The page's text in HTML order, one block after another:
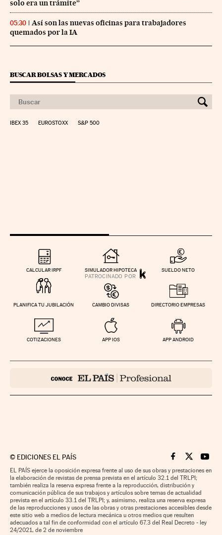
solo era un trámite”
05:30
Así son las nuevas oficinas para trabajadores
quemados por la IA
BUSCAR BOLSAS Y MERCADOS
IBEX 35 EUROSTOXX S&P 500
CALCULAR IRPF SIMULADOR HIPOTECA SUELDO NETO
PLANIFICA TU JUBILACIÓN CAMBIO DIVISAS DIRECTORIO EMPRESAS
COTIZACIONES APP IOS APP ANDROID
© EDICIONES EL PAÍS Cinco Días en
Cinco Días
Cinco
EL PAÍS ejerce la oposición expresa frente al uso de sus obras y prestaciones en
la elaboración de revistas de prensa prevista en el artículo 32.1 del TRLPI;
también realiza la reserva expresa frente a la reproducción, distribución y
comunicación pública de sus trabajos y artículos sobre temas de actualidad
prevista en el artículo 33.1 del TRLPI; y, asimismo, realiza una reserva expresa
de las reproducciones y usos de las obras y otras prestaciones accesibles desde
este sitio web a medios de lectura mecánica u otros medios que resulten
adecuados a tal fin de conformidad con el artículo 67.3 del Real Decreto - ley
24/2021, de 2 de noviembre